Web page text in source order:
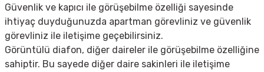
Güvenlik ve kapıcı ile görüşebilme özelliği sayesinde
ihtiyaç duyduğunuzda apartman görevliniz ve güvenlik
görevliniz ile iletişime geçebilirsiniz.
Görüntülü diafon, diğer daireler ile görüşebilme özelliğine
sahiptir. Bu sayede diğer daire sakinleri ile iletişime